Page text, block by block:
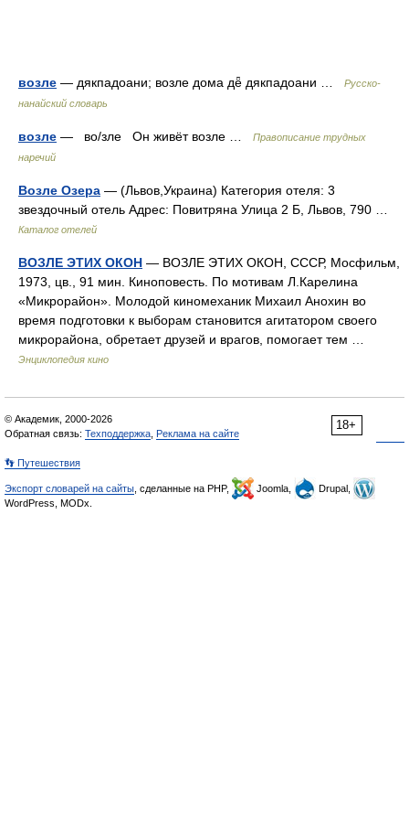
возле — дякпадоани; возле дома дё̄ дякпадоани …
Русско-
нанайский словарь
возле — во/зле Он живёт возле …
Правописание трудных
наречий
Возле Озера — (Львов,Украина) Категория отеля: 3
звездочный отель Адрес: Повитряна Улица 2 Б, Львов, 790 …
Каталог отелей
ВОЗЛЕ ЭТИХ ОКОН — ВОЗЛЕ ЭТИХ ОКОН, СССР, Мосфильм,
1973, цв., 91 мин. Киноповесть. По мотивам Л.Карелина
«Микрорайон». Молодой киномеханик Михаил Анохин во
время подготовки к выборам становится агитатором своего
микрорайона, обретает друзей и врагов, помогает тем …
Энциклопедия кино
18+
© Академик, 2000-2026
Обратная связь: Техподдержка Реклама на сайте
👣 Путешествия
Экспорт словарей на сайты , сделанные на PHP, Joomla,
Drupal,
WordPress, MODx.